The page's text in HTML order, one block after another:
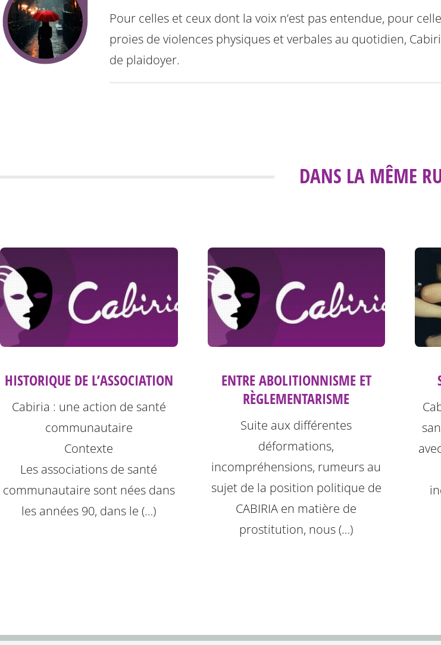
Pour celles et ceux dont la voix n’est pas entendue, pour
proies de violences physiques et verbales au quotidien,
de plaidoyer.
DANS LA MÊME
HISTORIQUE DE L’ASSOCIATION
Cabiria : une action de santé
communautaire
Contexte
Les associations de santé
communautaire sont nées dans
les années 90, dans le (…)
ENTRE ABOLITIONNISME ET
RÈGLEMENTARISME
Suite aux différentes
déformations,
incompréhensions, rumeurs au
sujet de la position politique de
CABIRIA en matière de
prostitution, nous (…)